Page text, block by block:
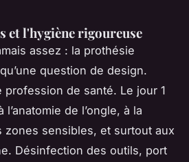
et l'hygiène rigoureuse
assez : la prothésie
question de design.
profession de santé. Le jour 1
de l’ongle, à la
zones sensibles, et surtout aux
Désinfection des outils, port